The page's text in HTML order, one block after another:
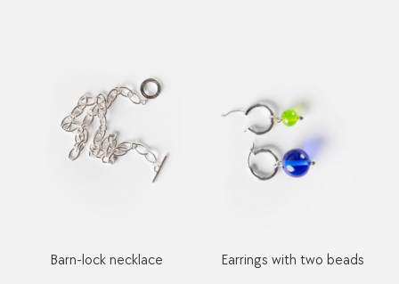
Barn-lock necklace Earrings with two beads